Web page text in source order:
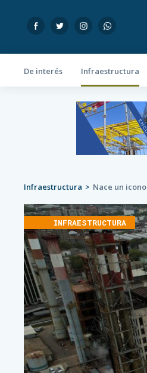
De interés Infraestructura
Infraestructura Nace un icono
INFRAESTRUCTURA